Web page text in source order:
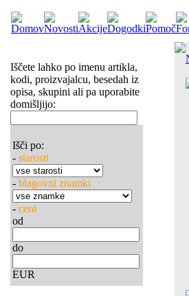
Iščete lahko po imenu artikla,
kodi, proizvajalcu, besedah iz
opisa, skupini ali pa uporabite
domišljijo:
Išči po:
- starosti
- blagovni znamki
- ceni
od
do
EUR